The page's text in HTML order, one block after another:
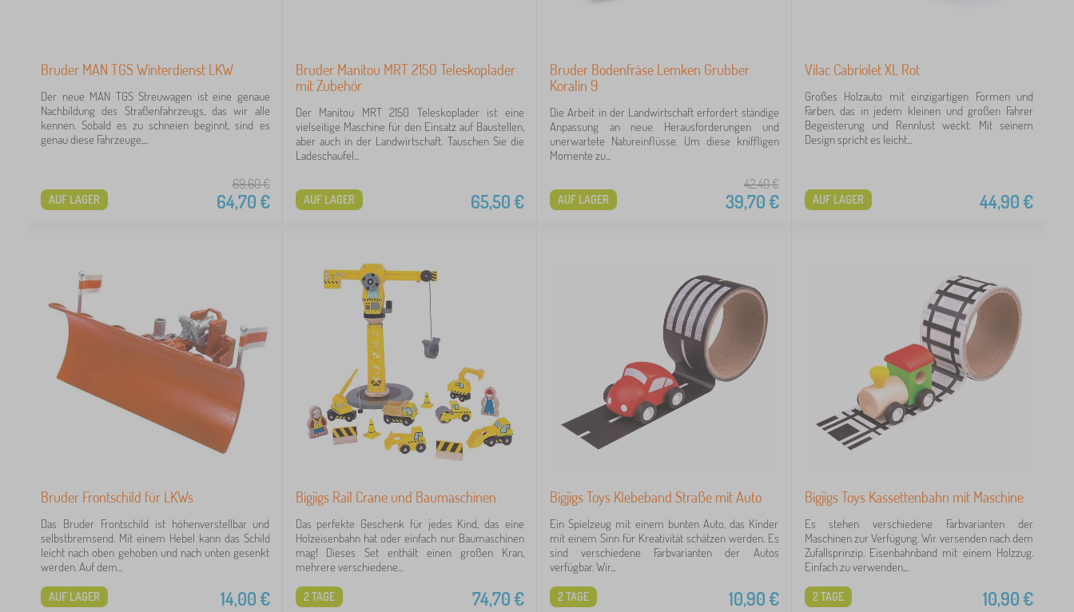
Bruder MAN TGS Winterdienst LKW
Der neue MAN TGS Streuwagen ist eine genaue
Nachbildung des Straßenfahrzeugs, das wir alle
kennen. Sobald es zu schneien beginnt, sind es
genau diese Fahrzeuge,...
69,60€
64,70€
AUF LAGER
Bruder Manitou MRT 2150 Teleskoplader
mit Zubehör
Der Manitou MRT 2150 Teleskoplader ist eine
vielseitige Maschine für den Einsatz auf Baustellen,
aber auch in der Landwirtschaft. Tauschen Sie die
Ladeschaufel...
65,50€
AUF LAGER
Bruder Bodenfräse Lemken Grubber
Koralin 9
Die Arbeit in der Landwirtschaft erfordert ständige
Anpassung an neue Herausforderungen und
unerwartete Natureinflüsse. Um diese kniffligen
Momente zu...
42,40€
39,70€
AUF LAGER
Vilac Cabriolet XL Rot
Großes Holzauto mit einzigartigen Formen und
Farben, das in jedem kleinen und großen Fahrer
Begeisterung und Rennlust weckt. Mit seinem
Design spricht es leicht...
44,90€
AUF LAGER
Bruder Frontschild für LKWs
Das Bruder Frontschild ist höhenverstellbar und
selbstbremsend. Mit einem Hebel kann das Schild
leicht nach oben gehoben und nach unten gesenkt
werden. Auf dem...
14,00€
AUF LAGER
Bigjigs Rail Crane und Baumaschinen
Das perfekte Geschenk für jedes Kind, das eine
Holzeisenbahn hat oder einfach nur Baumaschinen
mag! Dieses Set enthält einen großen Kran,
mehrere verschiedene...
74,70€
2 TAGE
Bigjigs Toys Klebeband Straße mit Auto
Ein Spielzeug mit einem bunten Auto, das Kinder
mit einem Sinn für Kreativität schätzen werden. Es
sind verschiedene Farbvarianten der Autos
verfügbar. Wir...
10,90€
2 TAGE
Bigjigs Toys Kassettenbahn mit Maschine
Es stehen verschiedene Farbvarianten der
Maschinen zur Verfügung. Wir versenden nach dem
Zufallsprinzip. Eisenbahnband mit einem Holzzug.
Einfach zu verwenden,...
10,90€
2 TAGE